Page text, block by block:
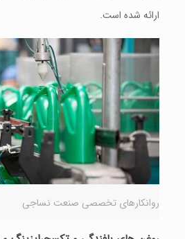
ارائه شده است.
روانکارهای تخصصی صنعت نساجی